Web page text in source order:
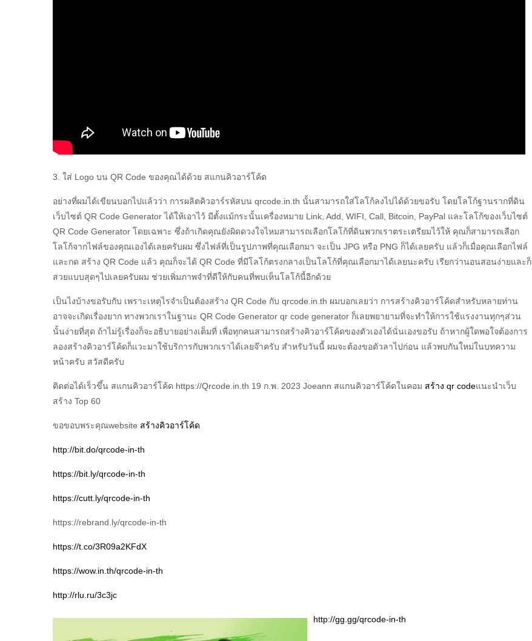
3. ใส่ Logo บน QR Code ของคุณได้ด้วย สแกนคิวอาร์โค้ด
อย่างที่ผมได้เขียนบอกไปแล้วว่า การผลิตคิวอาร์รหัสบน qrcode.in.th นั้นสามารถใส่โลโก้ลงไปได้ด้วยขอรับ โดยโลโก้ฐานรากที่ดิน
เว็บไซต์ QR Code Generator ได้ให้เอาไว้ มีตั้งแม้กระนั้นเครื่องหมาย Link, Add, WIFI, Call, Bitcoin, PayPal และโลโก้ของเว็บไซต์
QR Code Generator โดยเฉพาะ ซึ่งถ้าเกิดคุณยังผิดดวงใจไหมสามารถเลือกโลโก้ที่ดินพวกเราตระเตรียมไว้ให้ คุณก็สามารถเลือก
โลโก้จากไฟล์ของคุณเองได้เลยครับผม ซึ่งไฟล์ที่เป็นรูปภาพที่คุณเลือกมา จะเป็น JPG หรือ PNG ก็ได้เลยครับ แล้วก็เมื่อคุณเลือกไฟล์
และกด สร้าง QR Code แล้ว คุณก็จะได้ QR Code ที่มีโลโก้ตรงกลางเป็นโลโก้ที่คุณเลือกมาได้เลยนะครับ เรียกว่านอนสอนง่ายและก็
สวยแบบสุดๆไปเลยครับผม ช่วยเพิ่มภาพจำที่ดีให้กับคนที่พบเห็นโลโก้นี้อีกด้วย
เป็นไงบ้างขอรับกับ เพราะเหตุไรจำเป็นต้องสร้าง QR Code กับ qrcode.in.th ผมบอกเลยว่า การสร้างคิวอาร์โค้ดสำหรับหลายท่าน
อาจจะเกิดเรื่องยาก ทางพวกเราในฐานะ QR Code Generator qr code generator ก็เลยพยายามที่จะทำให้การใช้แรงงานทุกๆส่วน
นั้นง่ายที่สุด ถ้าไม่รู้เรื่องก็จะอธิบายอย่างเต็มที่ เพื่อทุกคนสามารถสร้างคิวอาร์โค้ดของตัวเองได้นั่นเองขอรับ ถ้าหากผู้ใดพอใจต้องการ
ลองสร้างคิวอาร์โค้ดก็แวะมาใช้บริการกับพวกเราได้เลยจ๊าครับ สำหรับวันนี้ ผมจะต้องขอตัวลาไปก่อน แล้วพบกันใหม่ในบทความ
หน้าครับ สวัสดีครับ
ติดต่อได้เร็วขึ้น สแกนคิวอาร์โค้ด https://Qrcode.in.th 19 ก.พ. 2023 Joeann สแกนคิวอาร์โค้ดในคอม สร้าง qr codeแนะนำเว็บ
สร้าง Top 60
ขอขอบพระคุณwebsite สร้างคิวอาร์โค้ด
http://bit.do/qrcode-in-th
https://bit.ly/qrcode-in-th
https://cutt.ly/qrcode-in-th
https://rebrand.ly/qrcode-in-th
https://t.co/3R09a2KFdX
https://wow.in.th/qrcode-in-th
http://rlu.ru/3c3jc
http://gg.gg/qrcode-in-th